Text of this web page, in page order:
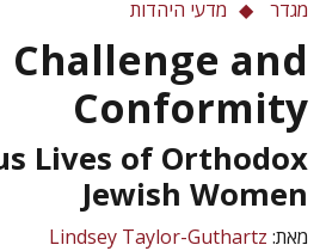
מגדר מדעי היהדות
Challenge and
Conformity
Lives of Orthodox
Jewish Women
מאת: Lindsey Taylor-Guthartz